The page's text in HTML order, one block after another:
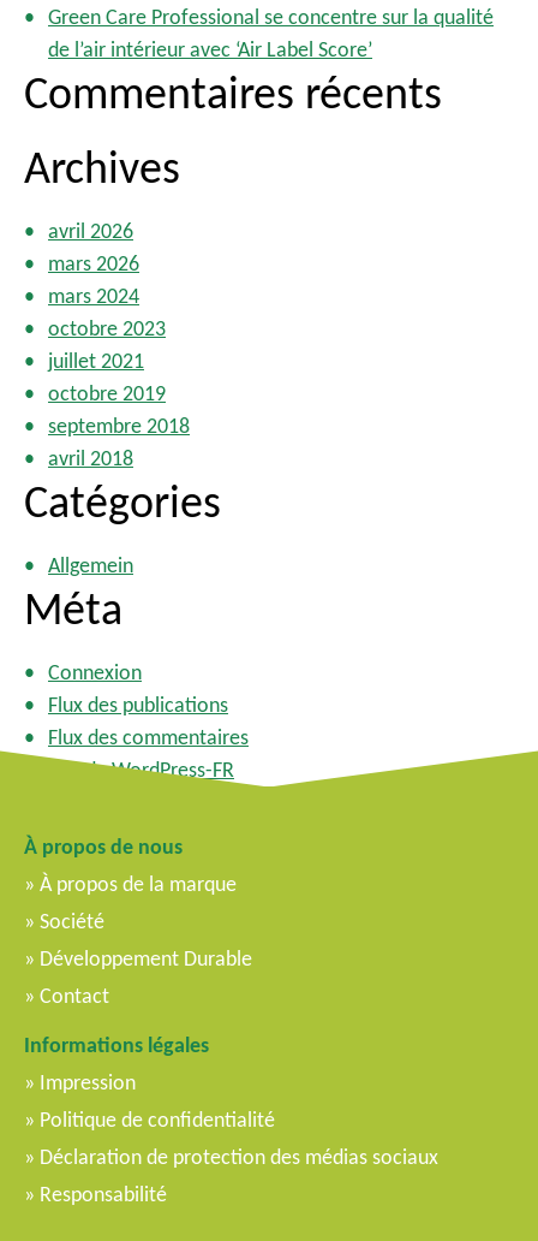
Green Care Professional se concentre sur la qualité
de l’air intérieur avec ‘Air Label Score’
Commentaires récents
Archives
avril 2026
mars 2026
mars 2024
octobre 2023
juillet 2021
octobre 2019
septembre 2018
avril 2018
Catégories
Allgemein
Méta
Connexion
Flux des publications
Flux des commentaires
Site de WordPress-FR
À propos de nous
À propos de la marque
Société
Développement Durable
Contact
Informations légales
Impression
Politique de confidentialité
Déclaration de protection des médias sociaux
Responsabilité